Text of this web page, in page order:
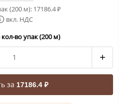
(200 м): 17186.4₽
вкл. НДС
во упак (200 м)
+
за 17186.4 ₽